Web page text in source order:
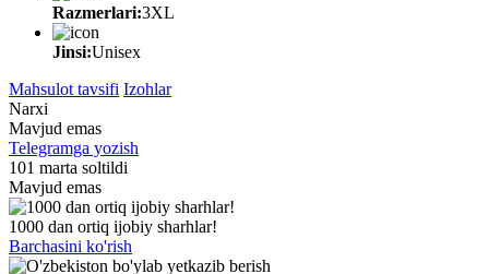
Razmerlari:3XL
Jinsi:Unisex
Mahsulot tavsifi Izohlar
Narxi
Mavjud emas
Telegramga yozish
101 marta soltildi
Mavjud emas
1000 dan ortiq ijobiy sharhlar!
Barchasini ko'rish